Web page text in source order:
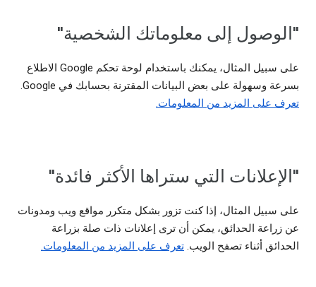
"الوصول إلى معلوماتك الشخصية"
على سبيل المثال، يمكنك باستخدام لوحة تحكم Google الاطلاع
بسرعة وسهولة على بعض البيانات المقترنة بحسابك في Google.
تعرف على المزيد من المعلومات.
"الإعلانات التي ستراها الأكثر فائدة"
على سبيل المثال، إذا كنت تزور بشكل متكرر مواقع ويب ومدونات
عن زراعة الحدائق، يمكن أن ترى إعلانات ذات صلة بزراعة
الحدائق أثناء تصفح الويب. تعرف على المزيد من المعلومات.